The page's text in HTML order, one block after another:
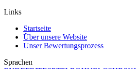
Links
Startseite
Über unsere Website
Unser Bewertungsprozess
Sprachen